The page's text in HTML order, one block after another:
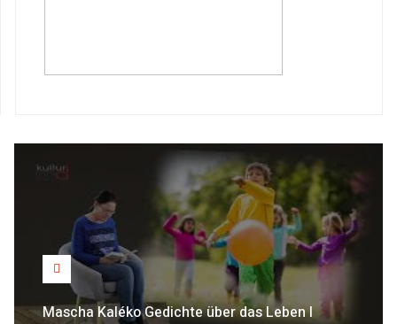
Mascha Kaléko Gedichte über das Leben I